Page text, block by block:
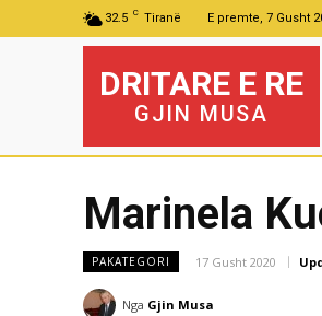
32.5 C Tiranë E premte, 7 Gusht
DRITARE E RE
GJIN MUSA
Marinela
PAKATEGORI 17 Gusht 2020
Nga Gjin Musa